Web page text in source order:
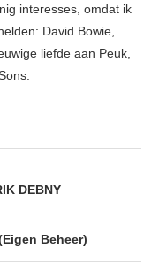
interesses, omdat ik
David Bowie,
liefde aan Peuk,
DEBNY
Beheer)